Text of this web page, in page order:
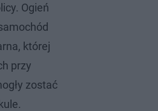
Ogień
której
przy
zostać